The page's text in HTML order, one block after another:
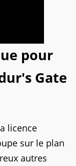
pour
Gate
licence
sur le plan
autres